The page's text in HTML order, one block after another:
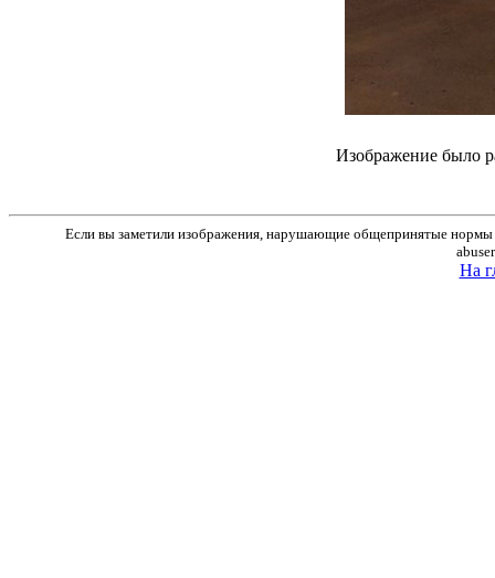
Изображение было
Если вы заметили изображения, нарушающие общепринятые нормы
На